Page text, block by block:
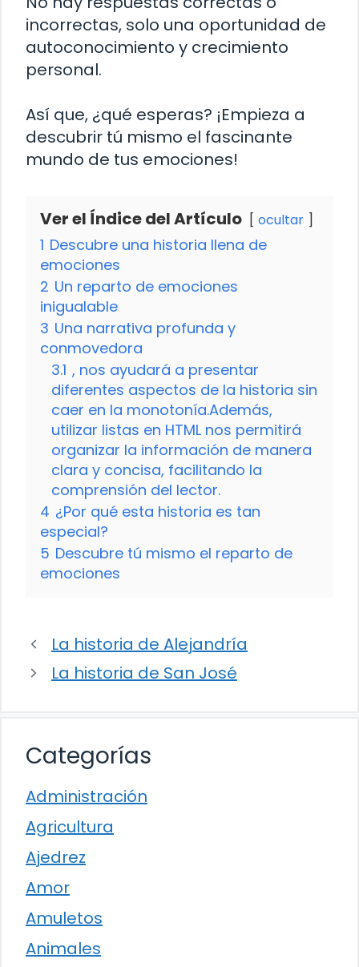
incorrectas, solo una oportunidad de
autoconocimiento y crecimiento
personal.
Así que, ¿qué esperas? ¡Empieza a
descubrir tú mismo el fascinante
mundo de tus emociones!
Ver el Índice del Artículo ocultar
1 Descubre una historia llena de
emociones
2 Un reparto de emociones
inigualable
3 Una narrativa profunda y
conmovedora
3.1 , nos ayudará a presentar
diferentes aspectos de la historia sin
caer en la monotonía.Además,
utilizar listas en HTML nos permitirá
organizar la información de manera
clara y concisa, facilitando la
comprensión del lector.
4 ¿Por qué esta historia es tan
especial?
5 Descubre tú mismo el reparto de
emociones
La historia de Alejandría
La historia de San José
Categorías
Administración
Agricultura
Ajedrez
Amor
Amuletos
Animales